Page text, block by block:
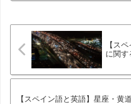
【ス
に関す
【スペイン語と英語】星座・黄